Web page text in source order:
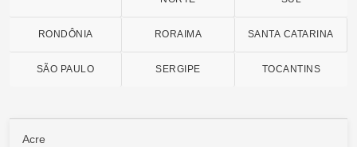
RONDÔNIA RORAIMA SANTA CATARINA
SÃO PAULO SERGIPE TOCANTINS
Acre